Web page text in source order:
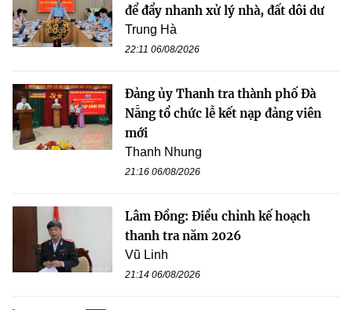
để đẩy nhanh xử lý nhà, đất dôi dư
Trung Hà
22:11 06/08/2026
Đảng ủy Thanh tra thành phố Đà
Nẵng tổ chức lễ kết nạp đảng viên
mới
Thanh Nhung
21:16 06/08/2026
Lâm Đồng: Điều chỉnh kế hoạch
thanh tra năm 2026
Vũ Linh
21:14 06/08/2026